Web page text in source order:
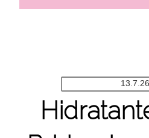
13.7.26